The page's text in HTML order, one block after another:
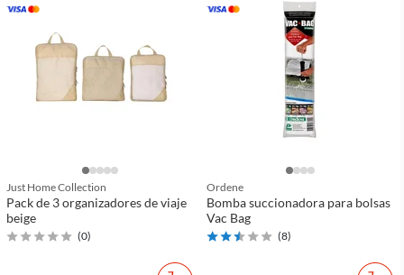
Just Home Collection
Pack de 3 organizadores de viaje
beige
(0)
Ordene
Bomba succionadora para bolsas
Vac Bag
(8)